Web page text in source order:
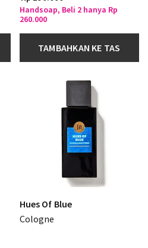
Handsoap, Beli 2 hanya Rp
260.000
TAMBAHKAN KE TAS
Hues Of Blue
Cologne